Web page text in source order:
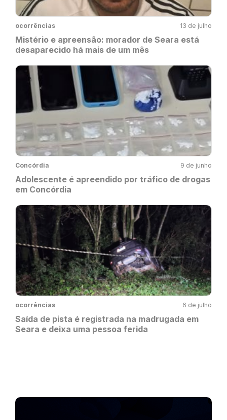
ocorrências 13 de julho
Mistério e apreensão: morador de Seara está
desaparecido há mais de um mês
Concórdia 9 de junho
Adolescente é apreendido por tráfico de drogas
em Concórdia
ocorrências 6 de julho
Saída de pista é registrada na madrugada em
Seara e deixa uma pessoa ferida